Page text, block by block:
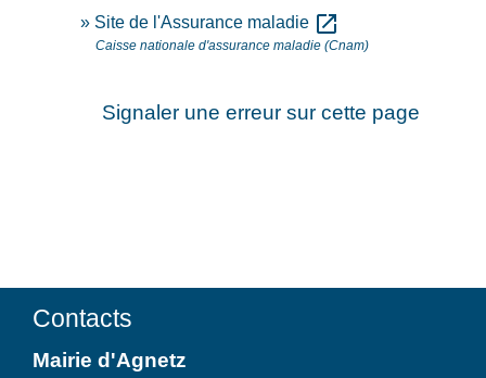
Site de l'Assurance maladie open_in_new
Caisse nationale d'assurance maladie (Cnam)
Signaler une erreur sur cette page
Contacts
Mairie d'Agnetz